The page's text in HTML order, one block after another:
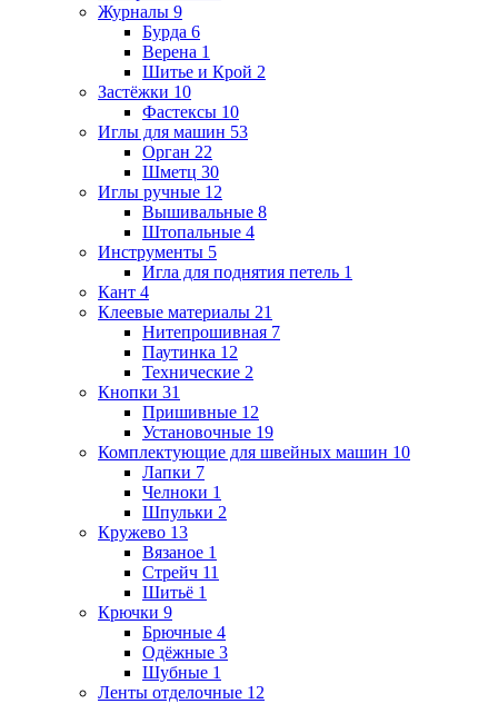
Журналы 9
Бурда 6
Верена 1
Шитье и Крой 2
Застёжки 10
Фастексы 10
Иглы для машин 53
Орган 22
Шметц 30
Иглы ручные 12
Вышивальные 8
Штопальные 4
Инструменты 5
Игла для поднятия петель 1
Кант 4
Клеевые материалы 21
Нитепрошивная 7
Паутинка 12
Технические 2
Кнопки 31
Пришивные 12
Установочные 19
Комплектующие для швейных машин 10
Лапки 7
Челноки 1
Шпульки 2
Кружево 13
Вязаное 1
Стрейч 11
Шитьё 1
Крючки 9
Брючные 4
Одёжные 3
Шубные 1
Ленты отделочные 12